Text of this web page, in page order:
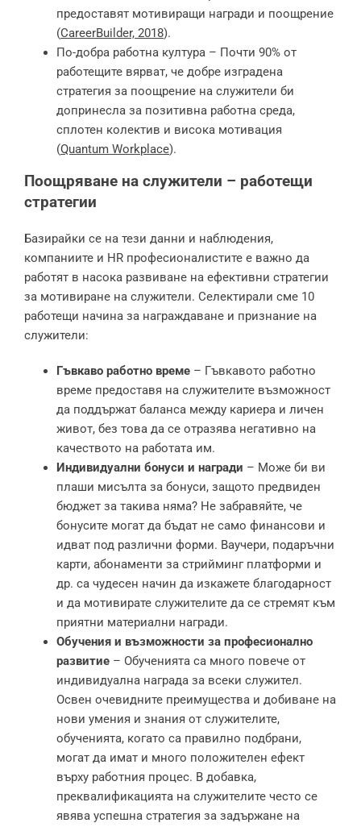
предоставят мотивиращи награди и поощрение
(CareerBuilder, 2018).
По-добра работна култура – Почти 90% от
работещите вярват, че добре изградена
стратегия за поощрение на служители би
допринесла за позитивна работна среда,
сплотен колектив и висока мотивация
(Quantum Workplace).
Поощряване на служители – работещи
стратегии
Базирайки се на тези данни и наблюдения,
компаниите и HR професионалистите е важно да
работят в насока развиване на ефективни стратегии
за мотивиране на служители. Селектирали сме 10
работещи начина за награждаване и признание на
служители:
Гъвкаво работно време – Гъвкавото работно
време предоставя на служителите възможност
да поддържат баланса между кариера и личен
живот, без това да се отразява негативно на
качеството на работата им.
Индивидуални бонуси и награди – Може би ви
плаши мисълта за бонуси, защото предвиден
бюджет за такива няма? Не забравяйте, че
бонусите могат да бъдат не само финансови и
идват под различни форми. Ваучери, подаръчни
карти, абонаменти за стрийминг платформи и
др. са чудесен начин да изкажете благодарност
и да мотивирате служителите да се стремят към
приятни материални награди.
Обучения и възможности за професионално
развитие – Обученията са много повече от
индивидуална награда за всеки служител.
Освен очевидните преимущества и добиване на
нови умения и знания от служителите,
обученията, когато са правилно подбрани,
могат да имат и много положителен ефект
върху работния процес. В добавка,
преквалификацията на служителите често се
явява успешна стратегия за задържане на